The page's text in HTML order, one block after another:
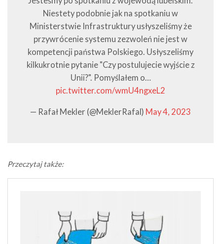
Niestety podobnie jak na spotkaniu w
Ministerstwie Infrastruktury usłyszeliśmy że
przywrócenie systemu zezwoleń nie jest w
kompetencji państwa Polskiego. Usłyszeliśmy
kilkukrotnie pytanie "Czy postulujecie wyjście z
Unii?". Pomyślałem o…
pic.twitter.com/wmU4ngxeL2
— Rafał Mekler (@MeklerRafal) May 4, 2023
Przeczytaj także: